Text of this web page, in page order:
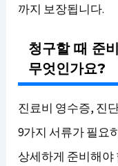
까지 보장됩니다.
청구할 때 준
무엇인가요?
진료비 영수증, 진
9가지 서류가 필요
상세하게 준비해야